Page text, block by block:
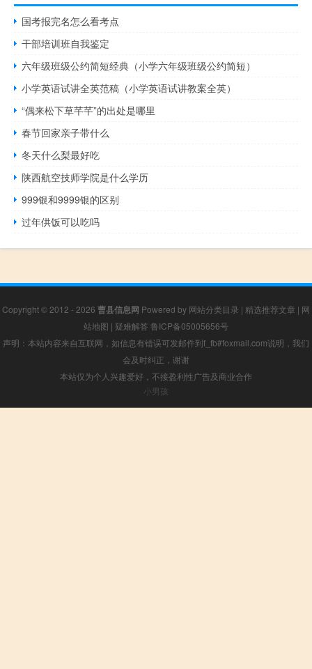
国考报完名怎么看考点
干部培训班自我鉴定
六年级班级公约简短经典（小学六年级班级公约简短）
小学英语试讲全英范稿（小学英语试讲教案全英）
“偶来松下草芊芊”的出处是哪里
春节回家亲子带什么
冬天什么梨最好吃
陕西航空技师学院是什么学历
999银和9999银的区别
过年供饭可以吃吗
Copyright © 2012 - 2026 曹县信息网 Powered by 网站分类目录 | 精选推荐文章 | 网
站地图 | 疑难解答 鲁ICP备05005656号
声明：本站内容来自互联网，如信息有错误可发邮件到f_fb#foxmail.com说明，我们
会及时纠正，谢谢
本站仅为个人兴趣爱好，不接盈利性广告及商业合作
小男孩